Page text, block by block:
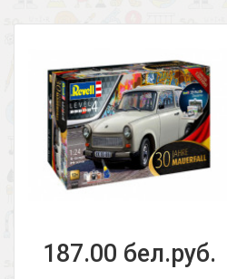
187.00 бел.руб.